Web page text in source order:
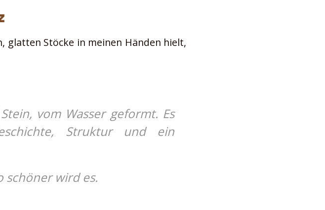
glatten Stöcke in meinen Händen hielt,
vom Wasser geformt. Es
Struktur und ein
schöner wird es.